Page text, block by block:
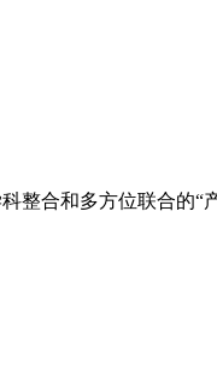
整合和多方位联合的